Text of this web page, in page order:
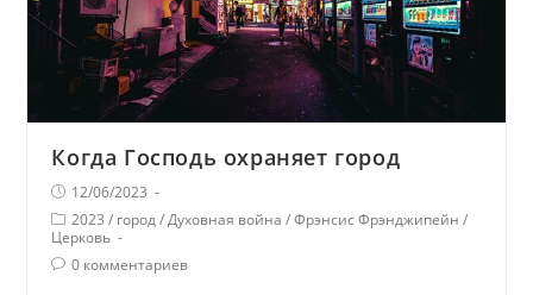
Когда Господь охраняет город
12/06/2023
2023 / город / Духовная война / Фрэнсис Фрэнджипейн /
Церковь
0 комментариев